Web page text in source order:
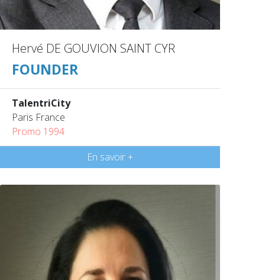
Hervé DE GOUVION SAINT CYR
FOUNDER
TalentriCity
Paris France
Promo 1994
En savoir +